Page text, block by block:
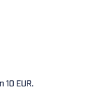
EUR.